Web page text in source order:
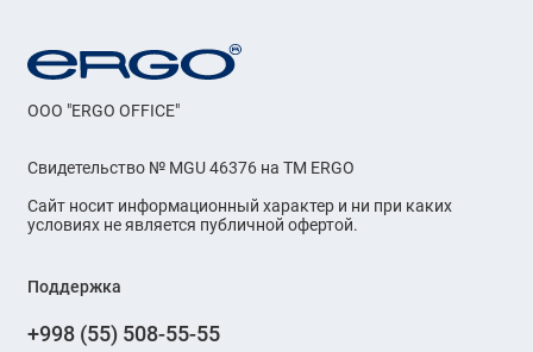
OOO "ERGO OFFICE"
Свидетельство № MGU 46376 на ТМ ERGO
Сайт носит информационный характер и ни при каких
условиях не является публичной офертой.
Поддержка
+998 (55) 508-55-55